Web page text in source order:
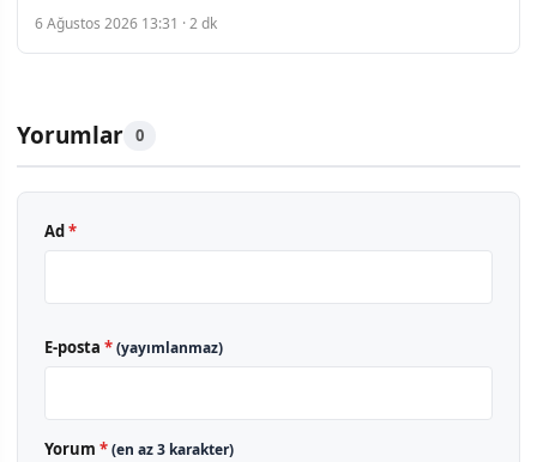
6 Ağustos 2026 13:31 · 2 dk
Yorumlar 0
Ad *
E-posta *(yayımlanmaz)
Yorum *(en az 3 karakter)